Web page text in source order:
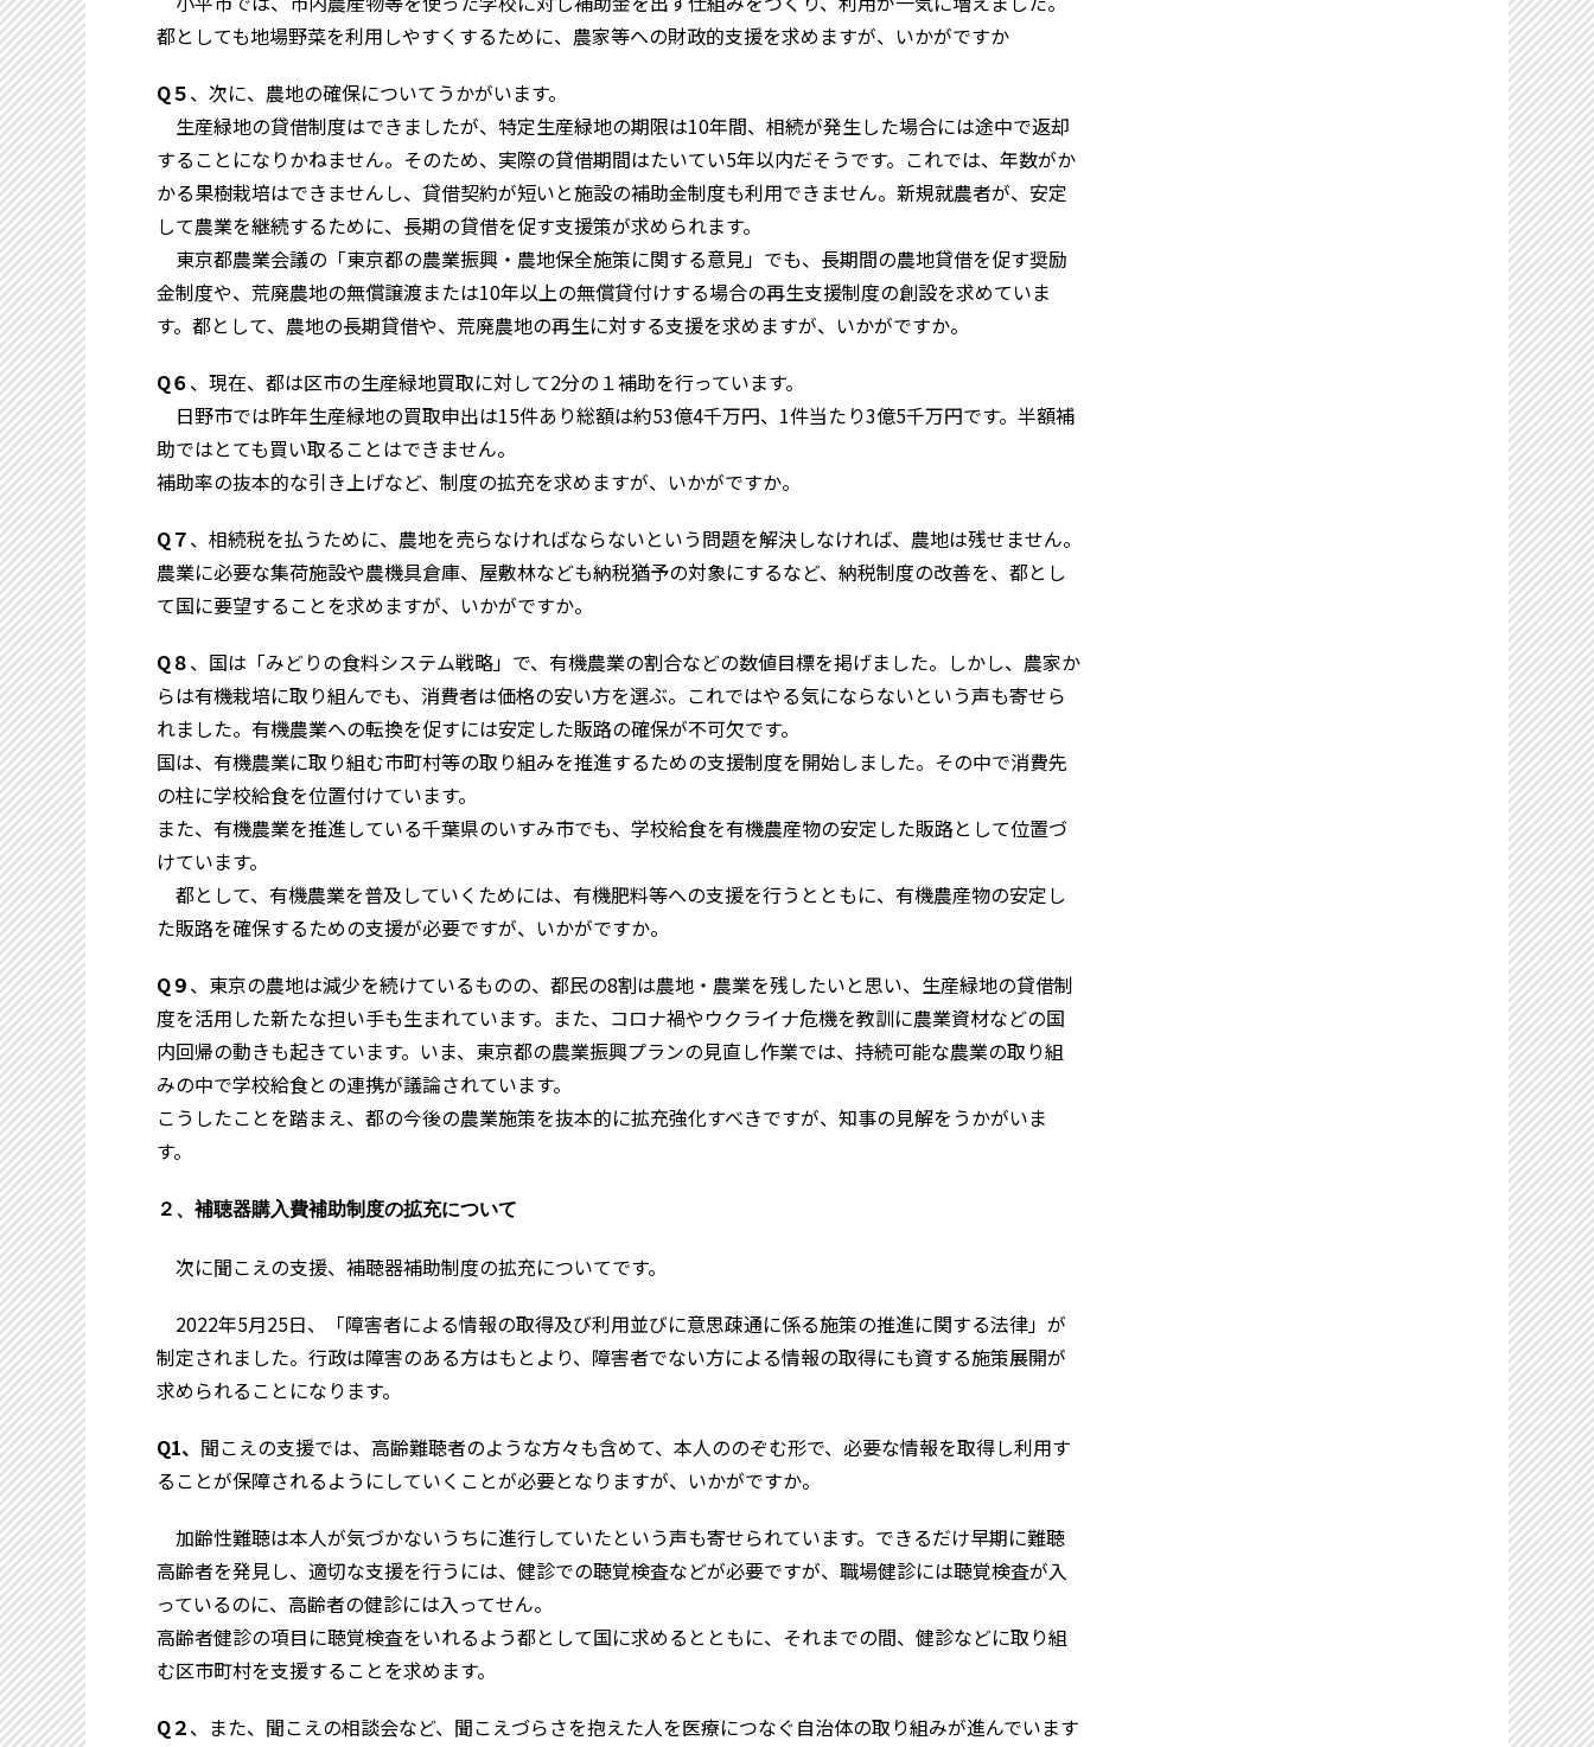
都としても地場野菜を利用しやすくするために、農家等への財政的支援を求めますが、いかがですか
Q５、次に、農地の確保についてうかがいます。
生産緑地の貸借制度はできましたが、特定生産緑地の期限は10年間、相続が発生した場合には途中で返却
することになりかねません。そのため、実際の貸借期間はたいてい5年以内だそうです。これでは、年数がか
かる果樹栽培はできませんし、貸借契約が短いと施設の補助金制度も利用できません。新規就農者が、安定
して農業を継続するために、長期の貸借を促す支援策が求められます。
東京都農業会議の「東京都の農業振興・農地保全施策に関する意見」でも、長期間の農地貸借を促す奨励
金制度や、荒廃農地の無償譲渡または10年以上の無償貸付けする場合の再生支援制度の創設を求めていま
す。都として、農地の長期貸借や、荒廃農地の再生に対する支援を求めますが、いかがですか。
Q６、現在、都は区市の生産緑地買取に対して2分の１補助を行っています。
日野市では昨年生産緑地の買取申出は15件あり総額は約53億4千万円、1件当たり3億5千万円です。半額補
助ではとても買い取ることはできません。
補助率の抜本的な引き上げなど、制度の拡充を求めますが、いかがですか。
Q７、相続税を払うために、農地を売らなければならないという問題を解決しなければ、農地は残せません。
農業に必要な集荷施設や農機具倉庫、屋敷林なども納税猶予の対象にするなど、納税制度の改善を、都とし
て国に要望することを求めますが、いかがですか。
Q８、国は「みどりの食料システム戦略」で、有機農業の割合などの数値目標を掲げました。しかし、農家か
らは有機栽培に取り組んでも、消費者は価格の安い方を選ぶ。これではやる気にならないという声も寄せら
れました。有機農業への転換を促すには安定した販路の確保が不可欠です。
国は、有機農業に取り組む市町村等の取り組みを推進するための支援制度を開始しました。その中で消費先
の柱に学校給食を位置付けています。
また、有機農業を推進している千葉県のいすみ市でも、学校給食を有機農産物の安定した販路として位置づ
けています。
都として、有機農業を普及していくためには、有機肥料等への支援を行うとともに、有機農産物の安定し
た販路を確保するための支援が必要ですが、いかがですか。
Q９、東京の農地は減少を続けているものの、都民の8割は農地・農業を残したいと思い、生産緑地の貸借制
度を活用した新たな担い手も生まれています。また、コロナ禍やウクライナ危機を教訓に農業資材などの国
内回帰の動きも起きています。いま、東京都の農業振興プランの見直し作業では、持続可能な農業の取り組
みの中で学校給食との連携が議論されています。
こうしたことを踏まえ、都の今後の農業施策を抜本的に拡充強化すべきですが、知事の見解をうかがいま
す。
２、補聴器購入費補助制度の拡充について
次に聞こえの支援、補聴器補助制度の拡充についてです。
2022年5月25日、「障害者による情報の取得及び利用並びに意思疎通に係る施策の推進に関する法律」が
制定されました。行政は障害のある方はもとより、障害者でない方による情報の取得にも資する施策展開が
求められることになります。
Q1、 聞こえの支援では、高齢難聴者のような方々も含めて、本人ののぞむ形で、必要な情報を取得し利用す
ることが保障されるようにしていくことが必要となりますが、いかがですか。
加齢性難聴は本人が気づかないうちに進行していたという声も寄せられています。できるだけ早期に難聴
高齢者を発見し、適切な支援を行うには、健診での聴覚検査などが必要ですが、職場健診には聴覚検査が入
っているのに、高齢者の健診には入ってせん。
高齢者健診の項目に聴覚検査をいれるよう都として国に求めるとともに、それまでの間、健診などに取り組
む区市町村を支援することを求めます。
Q２、また、聞こえの相談会など、聞こえづらさを抱えた人を医療につなぐ自治体の取り組みが進んでいます